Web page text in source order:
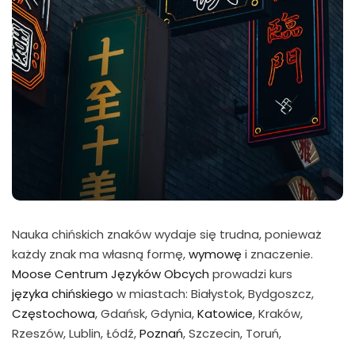
Nauka chińskich znaków wydaje się trudna, ponieważ
każdy znak ma własną formę,wymowę i znaczenie.
Moose Centrum Języków Obcych prowadzi kurs
języka chińskiego w miastach: Białystok, Bydgoszcz,
Częstochowa, Gdańsk, Gdynia,Katowice, Kraków,
Rzeszów, Lublin, Łódź,Poznań, Szczecin, Toruń,